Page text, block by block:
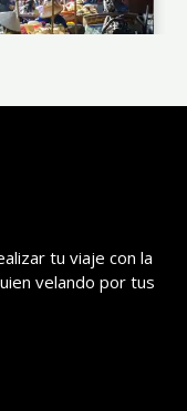
tu viaje con la
velando por tus